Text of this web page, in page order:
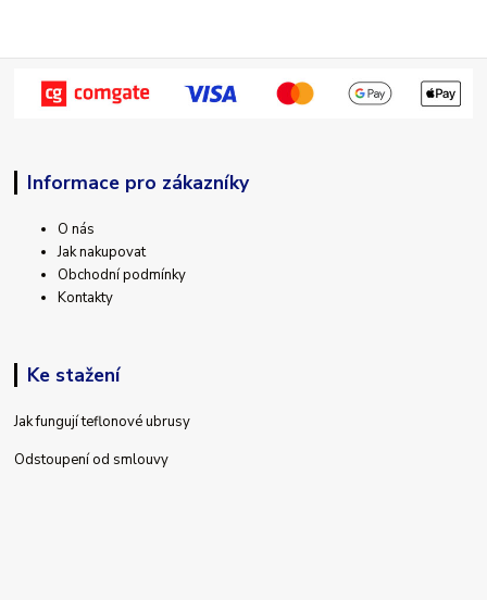
Informace pro zákazníky
O nás
Jak nakupovat
Obchodní podmínky
Kontakty
Ke stažení
Jak fungují teflonové ubrusy
Odstoupení od smlouvy